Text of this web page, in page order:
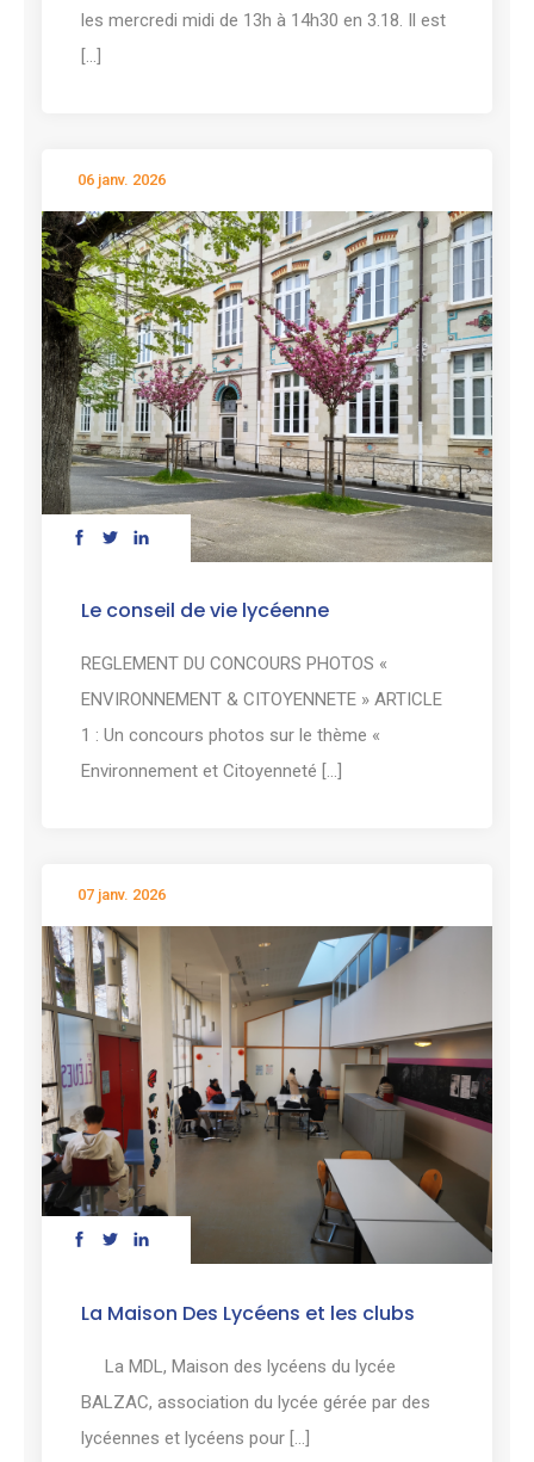
les mercredi midi de 13h à 14h30 en 3.18. Il est
[...]
06 janv. 2026
Le conseil de vie lycéenne
REGLEMENT DU CONCOURS PHOTOS «
ENVIRONNEMENT & CITOYENNETE » ARTICLE
1 : Un concours photos sur le thème «
Environnement et Citoyenneté [...]
07 janv. 2026
La Maison Des Lycéens et les clubs
La MDL, Maison des lycéens du lycée
BALZAC, association du lycée gérée par des
lycéennes et lycéens pour [...]